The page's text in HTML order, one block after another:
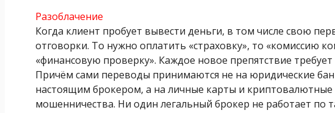
Разоблачение
Когда клиент пробует вывести деньги, в том числе свою
отговорки. То нужно оплатить «страховку», то «комиссию
«финансовую проверку». Каждое новое препятствие
Причём сами переводы принимаются не на юридические
настоящим брокером, а на личные карты и
мошенничества. Ни один легальный брокер не работает по